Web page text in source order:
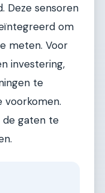
Deze sensoren
om
meten. Voor
investering,
te
voorkomen.
de gaten te